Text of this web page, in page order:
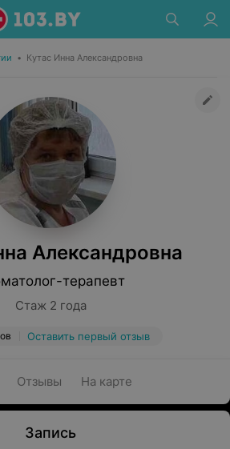
• Кутас Инна Александровна
Александровна
терапевт
Стаж 2 года
Оставить первый отзыв
Отзывы На карте
Запись